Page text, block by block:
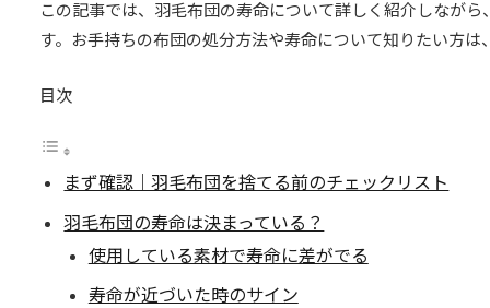
この記事では、羽毛布団の寿命について詳しく紹介しなが
す。お手持ちの布団の処分方法や寿命について知りたい方
目次
まず確認｜羽毛布団を捨てる前のチェックリスト
羽毛布団の寿命は決まっている？
使用している素材で寿命に差がでる
寿命が近づいた時のサイン